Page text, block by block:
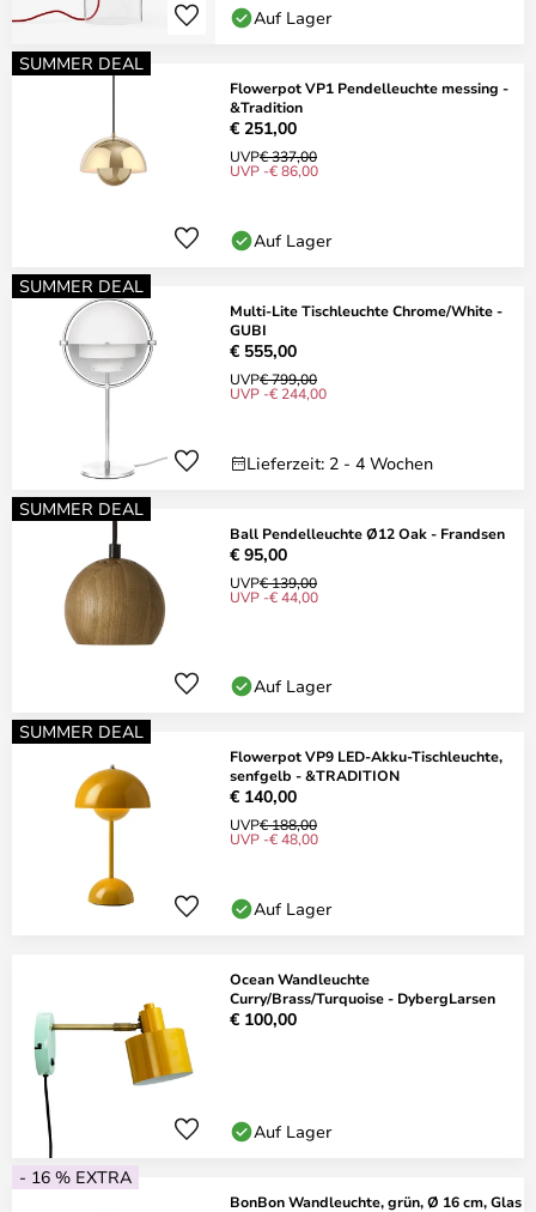
Auf Lager
SUMMER DEAL
Flowerpot VP1 Pendelleuchte messing -
&Tradition
€ 251,00
UVP€ 337,00
UVP -€ 86,00
Auf Lager
SUMMER DEAL
Multi-Lite Tischleuchte Chrome/White -
GUBI
€ 555,00
UVP€ 799,00
UVP -€ 244,00
Lieferzeit: 2 - 4 Wochen
SUMMER DEAL
Ball Pendelleuchte Ø12 Oak - Frandsen
€ 95,00
UVP€ 139,00
UVP -€ 44,00
Auf Lager
SUMMER DEAL
Flowerpot VP9 LED-Akku-Tischleuchte,
senfgelb - &TRADITION
€ 140,00
UVP€ 188,00
UVP -€ 48,00
Auf Lager
Ocean Wandleuchte
Curry/Brass/Turquoise - DybergLarsen
€ 100,00
Auf Lager
- 16 % EXTRA
BonBon Wandleuchte, grün, Ø 16 cm, Glas